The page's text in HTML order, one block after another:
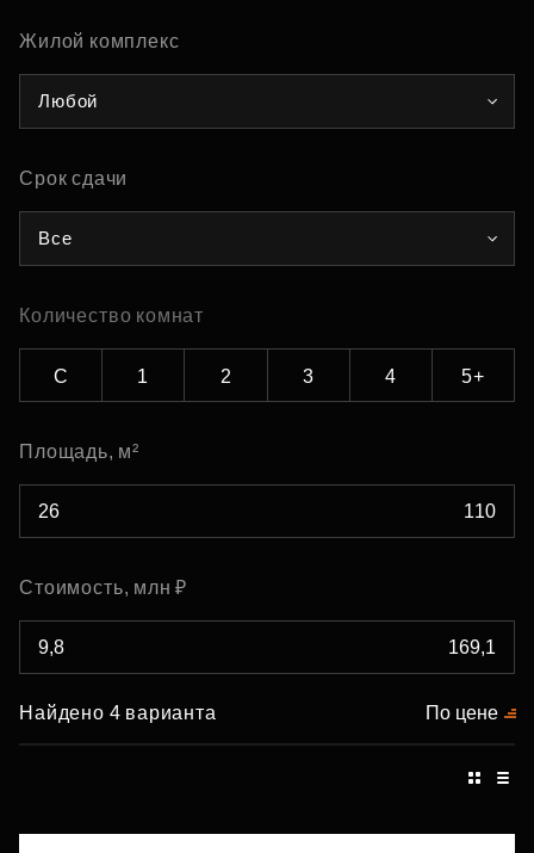
Жилой комплекс
Любой
Срок сдачи
Все
Количество комнат
С 1 2 3 4 5+
Площадь, м²
Стоимость, млн ₽
Найдено 4 варианта По цене